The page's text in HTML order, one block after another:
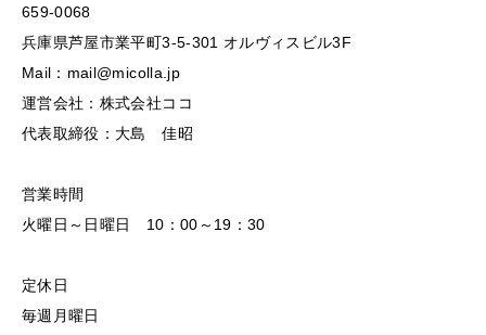
659-0068
兵庫県芦屋市業平町3-5-301 オルヴィスビル3F
Mail：mail@micolla.jp
運営会社：株式会社ココ
代表取締役：大島 佳昭
営業時間
火曜日～日曜日 10：00～19：30
定休日
毎週月曜日